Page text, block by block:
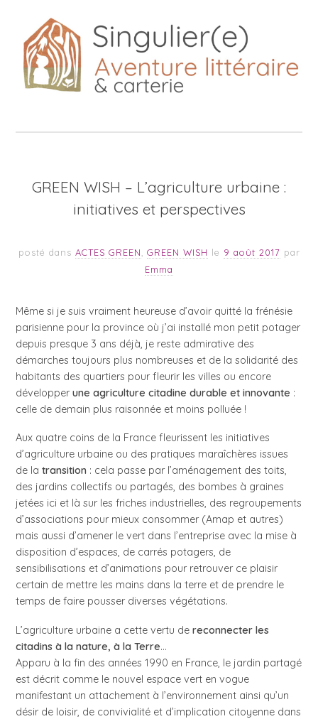
GREEN WISH – L’agriculture urbaine :
initiatives et perspectives
posté dans ACTES GREEN GREEN WISH le 9 août 2017 par
Emma
Même si je suis vraiment heureuse d’avoir quitté la frénésie
parisienne pour la province où j’ai installé mon petit potager
depuis presque 3 ans déjà, je reste admirative des
démarches toujours plus nombreuses et de la solidarité des
habitants des quartiers pour fleurir les villes ou encore
développerune agriculture citadine durable et innovante :
celle de demain plus raisonnée et moins polluée !
Aux quatre coins de la France fleurissent les initiatives
d’agriculture urbaine ou des pratiques maraîchères issues
de latransition : cela passe par l’aménagement des toits,
des jardins collectifs ou partagés, des bombes à graines
jetées ici et là sur les friches industrielles, des regroupements
d’associations pour mieux consommer (Amap et autres)
mais aussi d’amener le vert dans l’entreprise avec la mise à
disposition d’espaces, de carrés potagers, de
sensibilisations et d’animations pour retrouver ce plaisir
certain de mettre les mains dans la terre et de prendre le
temps de faire pousser diverses végétations.
L’agriculture urbaine a cette vertu de reconnecter les
citadins à la nature, à la Terre…
Apparu à la fin des années 1990 en France, le jardin partagé
est décrit comme le nouvel espace vert en vogue
manifestant un attachement à l’environnement ainsi qu’un
désir de loisir, de convivialité et d’implication citoyenne dans